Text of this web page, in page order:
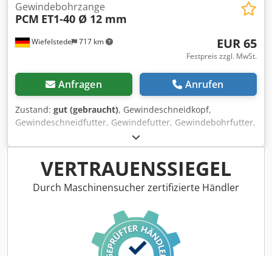
Wiefelstede 717 km
Gewindebohrzange
PCM ET1-40 Ø 12 mm
EUR 65
Festpreis zzgl. MwSt.
Anfragen Anrufen
Zustand: gut (gebraucht), Gewindeschneidkopf,
Gewindeschneidfutter, Gewindefutter, Gewindebohrfutter,
Fräswerkzeug, Gewindeschneidapparat Crsdpfxjwzhgnj
Am Ref -Hersteller: PCM, Gewindebohrzange -Typ: ET1-40 -
Größe: Ø12 mm -Abmessung: Ø40 x 52 mm -Gewicht: 0,3
VERTRAUENSSIEGEL
Durch Maschinensucher zertifizierte Händler